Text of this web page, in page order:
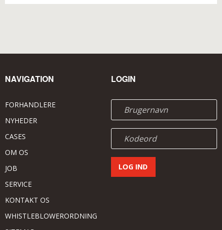
NAVIGATION
FORHANDLERE
NYHEDER
CASES
OM OS
JOB
SERVICE
KONTAKT OS
WHISTLEBLOWERORDNING
LOGIN